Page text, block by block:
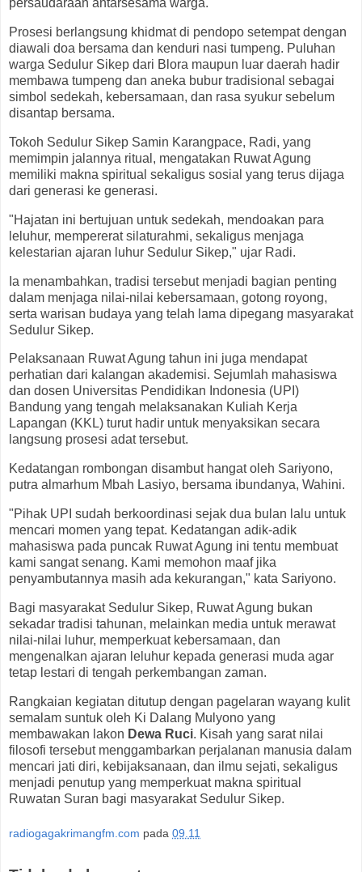
persaudaraan antarsesama warga.
Prosesi berlangsung khidmat di pendopo setempat dengan
diawali doa bersama dan kenduri nasi tumpeng. Puluhan
warga Sedulur Sikep dari Blora maupun luar daerah hadir
membawa tumpeng dan aneka bubur tradisional sebagai
simbol sedekah, kebersamaan, dan rasa syukur sebelum
disantap bersama.
Tokoh Sedulur Sikep Samin Karangpace, Radi, yang
memimpin jalannya ritual, mengatakan Ruwat Agung
memiliki makna spiritual sekaligus sosial yang terus dijaga
dari generasi ke generasi.
"Hajatan ini bertujuan untuk sedekah, mendoakan para
leluhur, mempererat silaturahmi, sekaligus menjaga
kelestarian ajaran luhur Sedulur Sikep," ujar Radi.
Ia menambahkan, tradisi tersebut menjadi bagian penting
dalam menjaga nilai-nilai kebersamaan, gotong royong,
serta warisan budaya yang telah lama dipegang masyarakat
Sedulur Sikep.
Pelaksanaan Ruwat Agung tahun ini juga mendapat
perhatian dari kalangan akademisi. Sejumlah mahasiswa
dan dosen Universitas Pendidikan Indonesia (UPI)
Bandung yang tengah melaksanakan Kuliah Kerja
Lapangan (KKL) turut hadir untuk menyaksikan secara
langsung prosesi adat tersebut.
Kedatangan rombongan disambut hangat oleh Sariyono,
putra almarhum Mbah Lasiyo, bersama ibundanya, Wahini.
"Pihak UPI sudah berkoordinasi sejak dua bulan lalu untuk
mencari momen yang tepat. Kedatangan adik-adik
mahasiswa pada puncak Ruwat Agung ini tentu membuat
kami sangat senang. Kami memohon maaf jika
penyambutannya masih ada kekurangan," kata Sariyono.
Bagi masyarakat Sedulur Sikep, Ruwat Agung bukan
sekadar tradisi tahunan, melainkan media untuk merawat
nilai-nilai luhur, memperkuat kebersamaan, dan
mengenalkan ajaran leluhur kepada generasi muda agar
tetap lestari di tengah perkembangan zaman.
Rangkaian kegiatan ditutup dengan pagelaran wayang kulit
semalam suntuk oleh Ki Dalang Mulyono yang
membawakan lakon Dewa Ruci. Kisah yang sarat nilai
filosofi tersebut menggambarkan perjalanan manusia dalam
mencari jati diri, kebijaksanaan, dan ilmu sejati, sekaligus
menjadi penutup yang memperkuat makna spiritual
Ruwatan Suran bagi masyarakat Sedulur Sikep.
radiogagakrimangfm.com pada 09.11